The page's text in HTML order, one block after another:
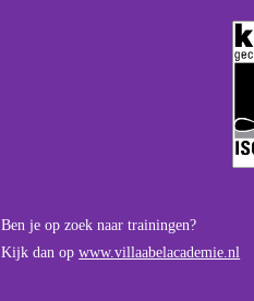
Ben je op zoek naar trainingen?
Kijk dan opwww.villaabelacademie.nl